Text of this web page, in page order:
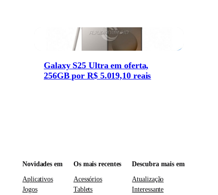
Galaxy S25 Ultra em oferta,
256GB por R$ 5.019,10 reais
Novidades em
Aplicativos
Jogos
Os mais recentes
Acessórios
Tablets
Descubra mais em
Atualização
Interessante